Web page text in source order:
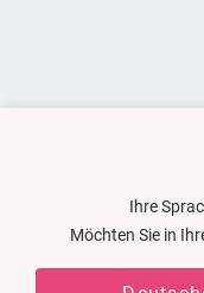
Ihre
Möchten Sie in